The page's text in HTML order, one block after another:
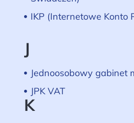
IKP (Internetowe Konto
J
Jednoosobowy gabinet
JPK VAT
K